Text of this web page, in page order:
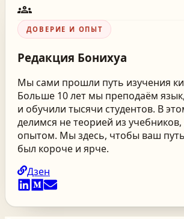
groups
ДОВЕРИЕ И ОПЫТ
Редакция Бонихуа
Мы сами прошли путь изучения
Больше 10 лет мы преподаём
и обучили тысячи студентов. В
делимся не теорией из
опытом. Мы здесь, чтобы ваш
был короче и ярче.
Дзен